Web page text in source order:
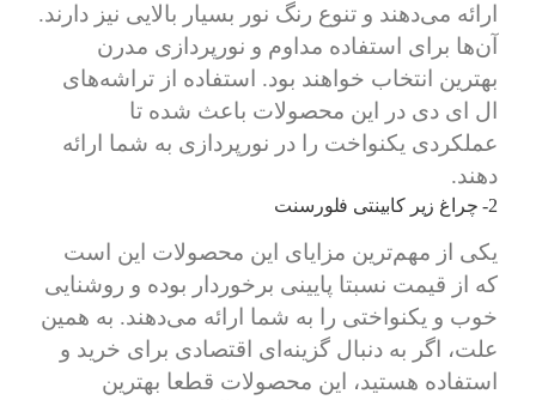
ارائه می‌دهند و تنوع رنگ نور بسیار بالایی نیز دارند.
آن‌ها برای استفاده مداوم و نورپردازی مدرن
بهترین انتخاب خواهند بود. استفاده از تراشه‌های
ال ای دی در این محصولات باعث شده تا
عملکردی یکنواخت را در نورپردازی به شما ارائه
دهند.
2- چراغ زیر کابینتی فلورسنت
یکی از مهم‌ترین مزایای این محصولات این است
که از قیمت نسبتا پایینی برخوردار بوده و روشنایی
خوب و یکنواختی را به شما ارائه می‌دهند. به همین
علت، اگر به دنبال گزینه‌ای اقتصادی برای خرید و
استفاده هستید، این محصولات قطعا بهترین